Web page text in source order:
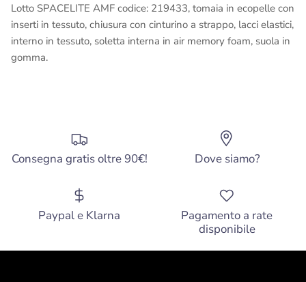
Lotto SPACELITE AMF codice: 219433, tomaia in ecopelle con
inserti in tessuto, chiusura con cinturino a strappo, lacci elastici,
interno in tessuto, soletta interna in air memory foam, suola in
gomma.
Consegna gratis oltre 90€! Dove siamo?
Paypal e Klarna
Pagamento a rate
disponibile